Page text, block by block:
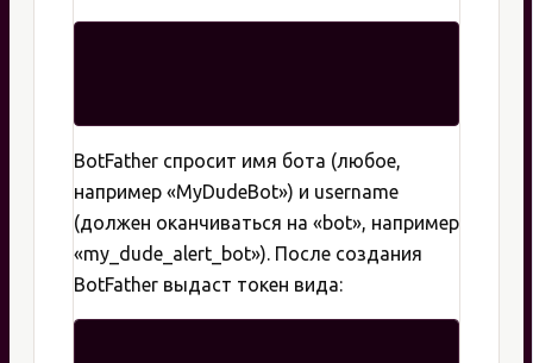
BotFather спросит имя бота (любое,
например «MyDudeBot») и username
(должен оканчиваться на «bot», например
«my_dude_alert_bot»). После создания
BotFather выдаст токен вида: